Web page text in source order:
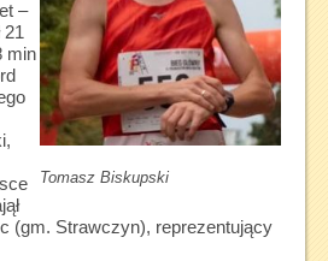
Tomasz Biskupski
–
min
(gm. Strawczyn), reprezentujący